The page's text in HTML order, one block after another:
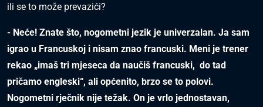
ili se to može prevazići?
- Neće! Znate što, nogometni jezik je univerzalan. Ja sam
igrao u Francuskoj i nisam znao francuski. Meni je trener
rekao „imaš tri mjeseca da naučiš francuski, do tad
pričamo engleski“, ali općenito, brzo se to polovi.
Nogometni rječnik nije težak. On je vrlo jednostavan,